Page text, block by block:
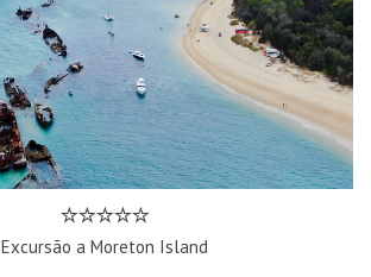
Excursão a Moreton Island